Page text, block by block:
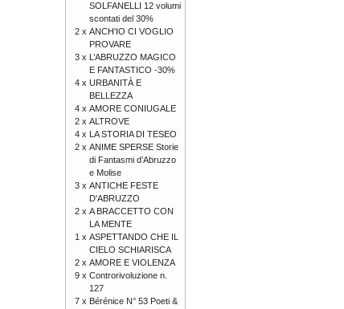
SOLFANELLI 12 volumi
scontati del 30%
2 x ANCH'IO CI VOGLIO
PROVARE
3 x L’ABRUZZO MAGICO
E FANTASTICO -30%
4 x URBANITÀ E
BELLEZZA
4 x AMORE CONIUGALE
2 x ALTROVE
4 x LA STORIA DI TESEO
2 x ANIME SPERSE Storie
di Fantasmi d’Abruzzo
e Molise
3 x ANTICHE FESTE
D'ABRUZZO
2 x A BRACCETTO CON
LA MENTE
1 x ASPETTANDO CHE IL
CIELO SCHIARISCA
2 x AMORE E VIOLENZA
9 x Controrivoluzione n.
127
7 x Bérénice N° 53 Poeti &